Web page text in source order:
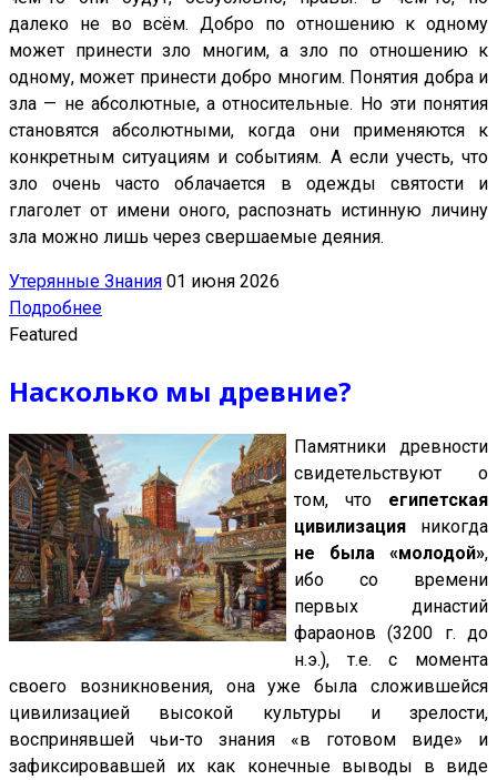
далеко не во всём. Добро по отношению к одному
может принести зло многим, а зло по отношению к
одному, может принести добро многим. Понятия добра и
зла — не абсолютные, а относительные. Но эти понятия
становятся абсолютными, когда они применяются к
конкретным ситуациям и событиям. А если учесть, что
зло очень часто облачается в одежды святости и
глаголет от имени оного, распознать истинную личину
зла можно лишь через свершаемые деяния.
Утерянные Знания 01 июня 2026
Подробнее
Featured
Насколько мы древние?
Памятники древности
свидетельствуют о
том, что египетская
цивилизация никогда
не была «молодой»,
ибо со времени
первых династий
фараонов (3200 г. до
н.э.), т.е. с момента
своего возникновения, она уже была сложившейся
цивилизацией высокой культуры и зрелости,
воспринявшей чьи-то знания «в готовом виде» и
зафиксировавшей их как конечные выводы в виде